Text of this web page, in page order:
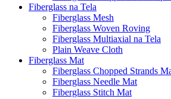
Fiberglass na Tela
Fiberglass Mesh
Fiberglass Woven Roving
Fiberglass Multiaxial na Tela
Plain Weave Cloth
Fiberglass Mat
Fiberglass Chopped Strands
Fiberglass Needle Mat
Fiberglass Stitch Mat